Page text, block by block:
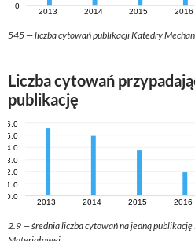
545 — liczba cytowań publikacji Katedry
Liczba cytowań
publikację
2.9 — średnia liczba cytowań na jedną